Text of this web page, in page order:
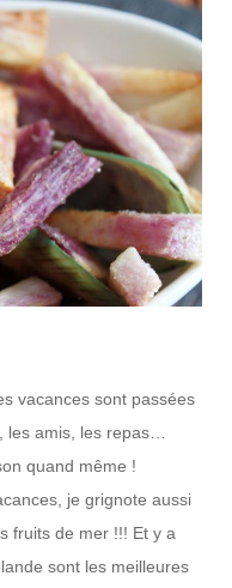
vacances sont passées
les amis, les repas…
quand même !
je grignote aussi
fruits de mer !!! Et y a
sont les meilleures